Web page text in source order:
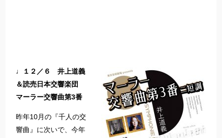
♩１２／６ 井上道義
＆読売日本交響楽団
マーラー交響曲第3番
昨年10月の『千人の交
響曲』に次いで、今年